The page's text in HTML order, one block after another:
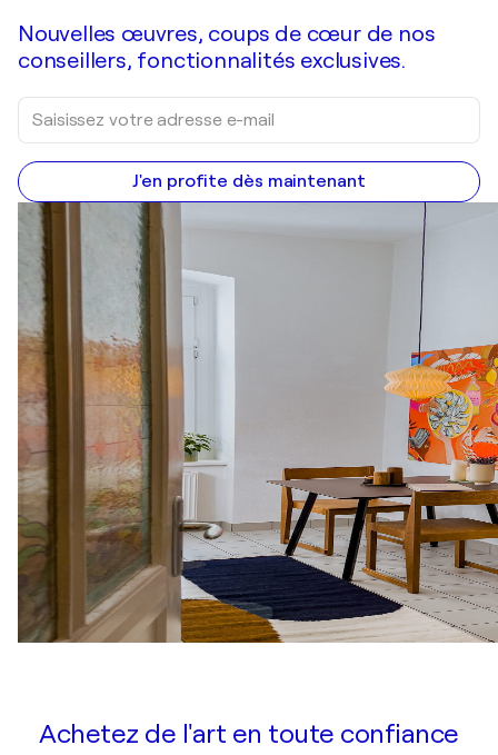
Nouvelles œuvres, coups de cœur de nos
conseillers, fonctionnalités exclusives.
J'en profite dès maintenant
Achetez de l'art en toute confiance